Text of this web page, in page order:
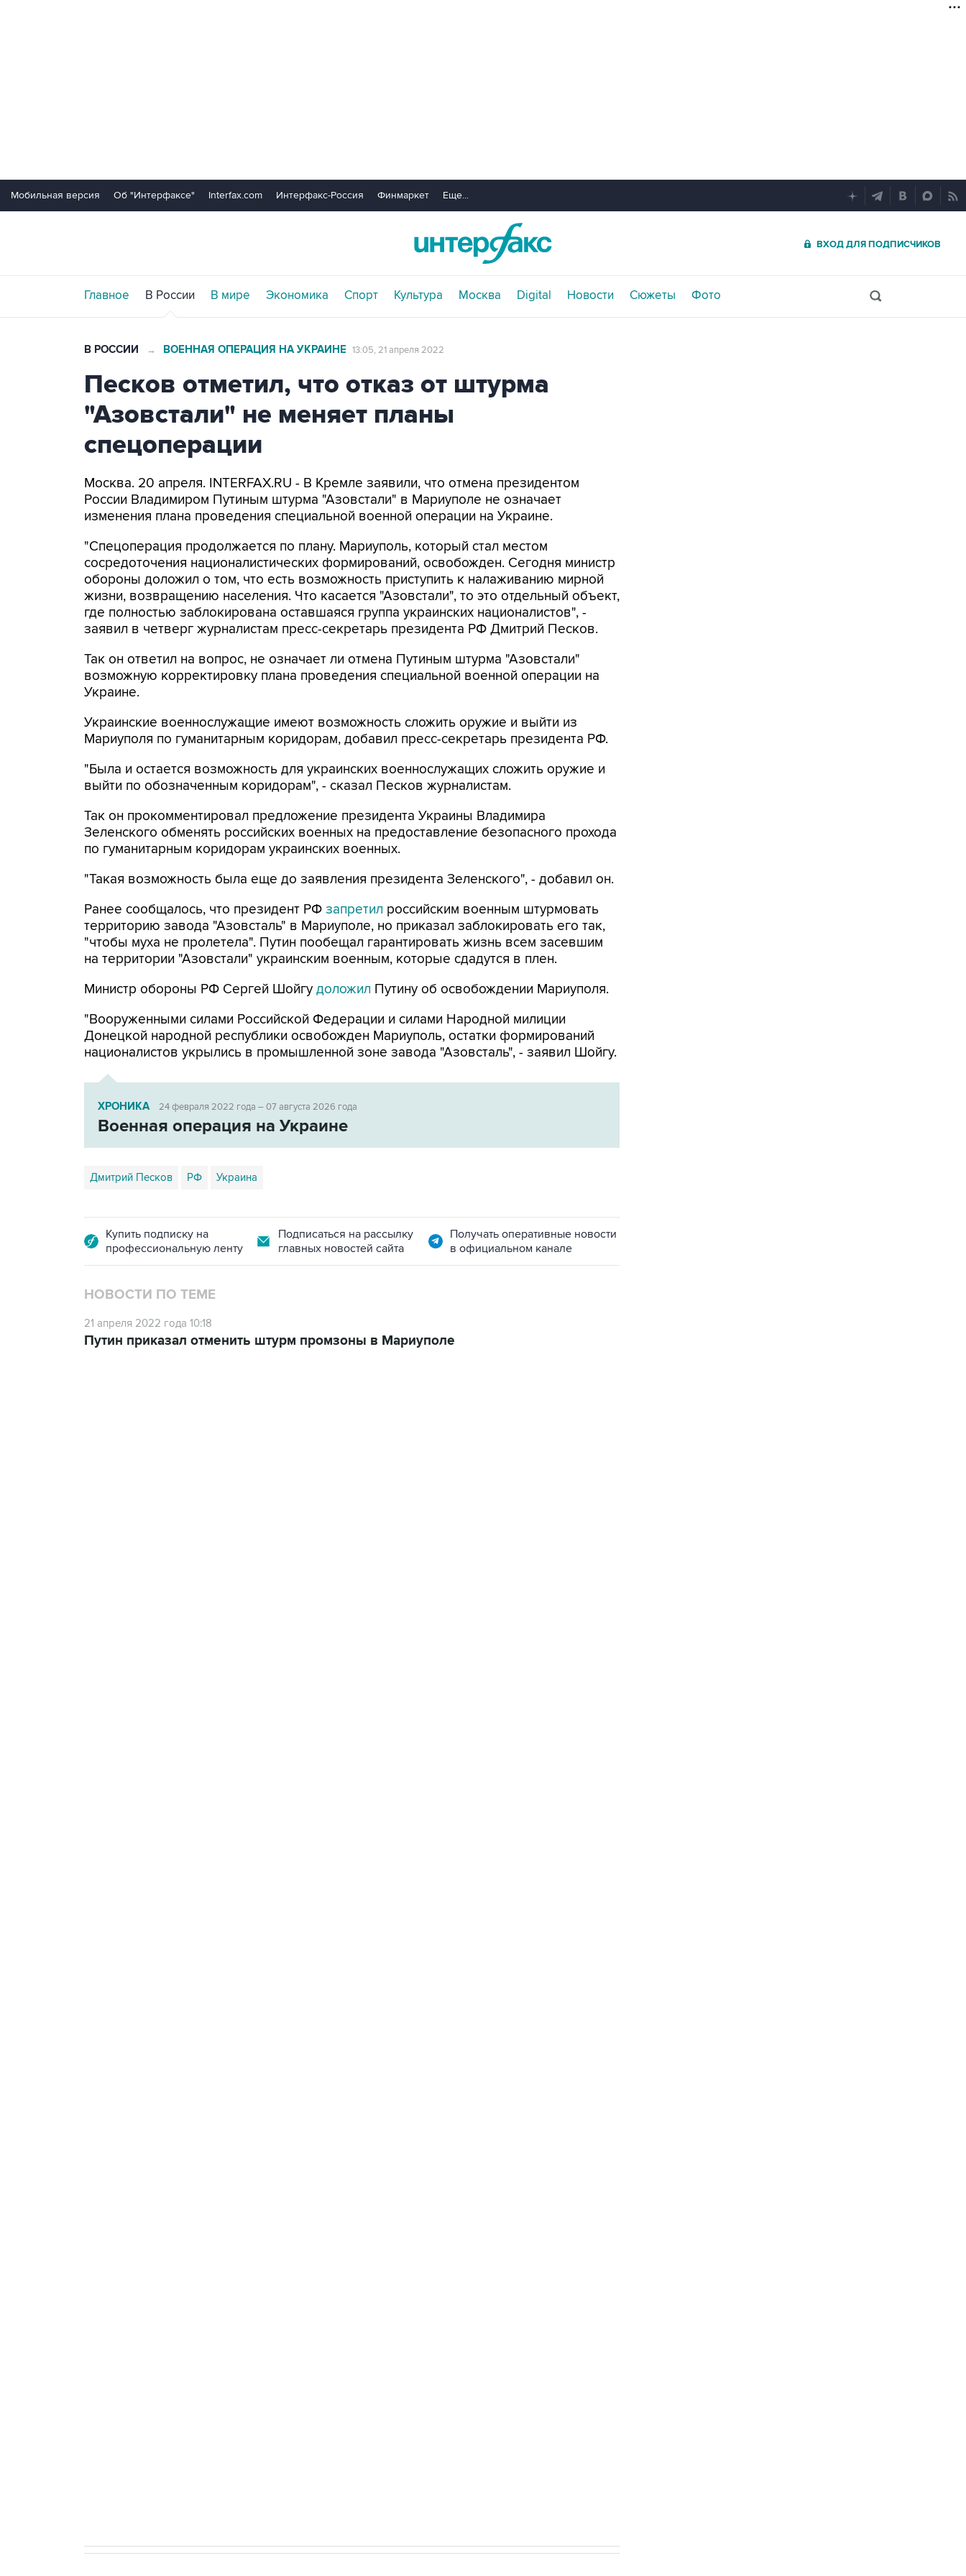
Мобильная версия Об "Интерфаксе" Interfax.com Интерфакс-Россия Финмаркет Еще...
ВХОД ДЛЯ ПОДПИСЧИКОВ
Главное В России В мире Экономика Спорт Культура Москва Digital Новости Сюжеты Фото
В РОССИИ → ВОЕННАЯ ОПЕРАЦИЯ НА УКРАИНЕ 13:05, 21 апреля 2022
Песков отметил, что отказ от штурма
"Азовстали" не меняет планы
спецоперации
Москва. 20 апреля. INTERFAX.RU - В Кремле заявили, что отмена президентом
России Владимиром Путиным штурма "Азовстали" в Мариуполе не означает
изменения плана проведения специальной военной операции на Украине.
"Спецоперация продолжается по плану. Мариуполь, который стал местом
сосредоточения националистических формирований, освобожден. Сегодня министр
обороны доложил о том, что есть возможность приступить к налаживанию мирной
жизни, возвращению населения. Что касается "Азовстали", то это отдельный объект,
где полностью заблокирована оставшаяся группа украинских националистов", -
заявил в четверг журналистам пресс-секретарь президента РФ Дмитрий Песков.
Так он ответил на вопрос, не означает ли отмена Путиным штурма "Азовстали"
возможную корректировку плана проведения специальной военной операции на
Украине.
Украинские военнослужащие имеют возможность сложить оружие и выйти из
Мариуполя по гуманитарным коридорам, добавил пресс-секретарь президента РФ.
"Была и остается возможность для украинских военнослужащих сложить оружие и
выйти по обозначенным коридорам", - сказал Песков журналистам.
Так он прокомментировал предложение президента Украины Владимира
Зеленского обменять российских военных на предоставление безопасного прохода
по гуманитарным коридорам украинских военных.
"Такая возможность была еще до заявления президента Зеленского", - добавил он.
Ранее сообщалось, что президент РФ запретил российским военным штурмовать
территорию завода "Азовсталь" в Мариуполе, но приказал заблокировать его так,
"чтобы муха не пролетела". Путин пообещал гарантировать жизнь всем засевшим
на территории "Азовстали" украинским военным, которые сдадутся в плен.
Министр обороны РФ Сергей Шойгу доложил Путину об освобождении Мариуполя.
"Вооруженными силами Российской Федерации и силами Народной милиции
Донецкой народной республики освобожден Мариуполь, остатки формирований
националистов укрылись в промышленной зоне завода "Азовсталь", - заявил Шойгу.
ХРОНИКА 24 февраля 2022 года – 07 августа 2026 года
Военная операция на Украине
Дмитрий Песков РФ Украина
Купить подписку на
профессиональную ленту
Подписаться на рассылку
главных новостей сайта
Получать оперативные новости
в официальном канале
НОВОСТИ ПО ТЕМЕ
21 апреля 2022 года 10:18
Путин приказал отменить штурм промзоны в Мариуполе